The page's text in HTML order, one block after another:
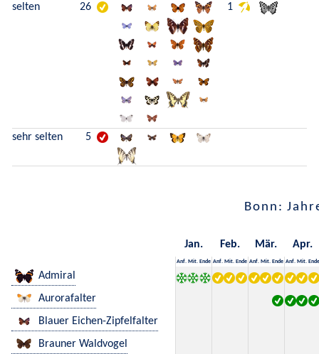
selten 26 1
sehr selten 5
Bonn:
Jan. Feb. Mär. Apr.
Anf. Mit. Ende Anf. Mit. Ende Anf. Mit. Ende Anf. Mit. Ende
Admiral
Aurorafalter
Blauer Eichen-Zipfelfalter
Brauner Waldvogel